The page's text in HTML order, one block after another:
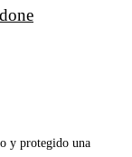
y protegido una